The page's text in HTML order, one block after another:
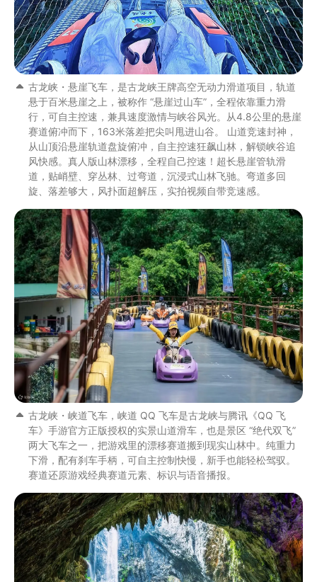
古龙峡・悬崖飞车，是古龙峡王牌高空无动力滑道项目，轨道
悬于百米悬崖之上，被称作 “悬崖过山车”，全程依靠重力滑
行，可自主控速，兼具速度激情与峡谷风光。从4.8公里的悬崖
赛道俯冲而下，163米落差把尖叫甩进山谷。 山道竞速封神，
从山顶沿悬崖轨道盘旋俯冲，自主控速狂飙山林，解锁峡谷追
风快感。真人版山林漂移，全程自己控速！超长悬崖管轨滑
道，贴峭壁、穿丛林、过弯道，沉浸式山林飞驰。弯道多回
旋、落差够大，风扑面超解压，实拍视频自带竞速感。
古龙峡・峡道飞车，峡道 QQ 飞车是古龙峡与腾讯《QQ 飞
车》手游官方正版授权的实景山道滑车，也是景区 “绝代双飞”
两大飞车之一，把游戏里的漂移赛道搬到现实山林中。纯重力
下滑，配有刹车手柄，可自主控制快慢，新手也能轻松驾驭。
赛道还原游戏经典赛道元素、标识与语音播报。